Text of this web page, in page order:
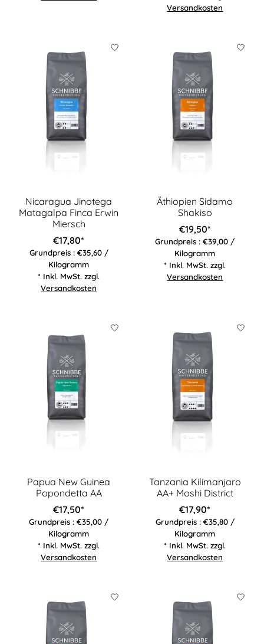
Versandkosten
Nicaragua Jinotega
Matagalpa Finca Erwin
Miersch
€17,80*
Grundpreis : €35,60 /
Kilogramm
* Inkl. MwSt. zzgl.
Versandkosten
Äthiopien Sidamo
Shakiso
€19,50*
Grundpreis : €39,00 /
Kilogramm
* Inkl. MwSt. zzgl.
Versandkosten
Papua New Guinea
Popondetta AA
€17,50*
Grundpreis : €35,00 /
Kilogramm
* Inkl. MwSt. zzgl.
Versandkosten
Tanzania Kilimanjaro
AA+ Moshi District
€17,90*
Grundpreis : €35,80 /
Kilogramm
* Inkl. MwSt. zzgl.
Versandkosten